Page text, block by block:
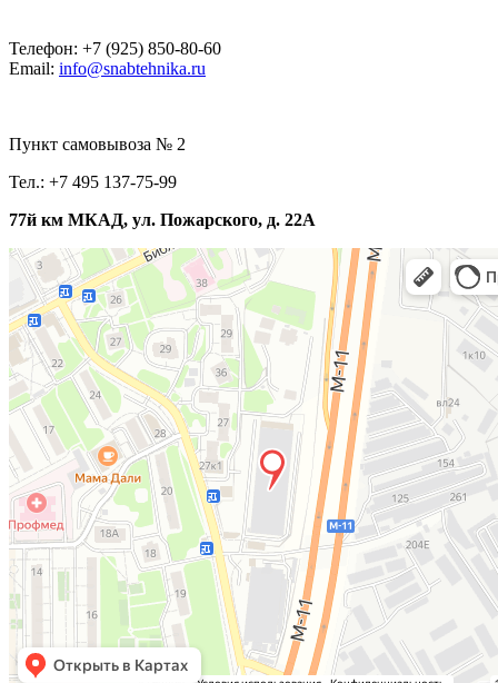
Телефон: +7 (925) 850-80-60
Email: info@snabtehnika.ru
Пункт самовывоза № 2
Тел.: +7 495 137-75-99
77й км МКАД, ул. Пожарского, д. 22А